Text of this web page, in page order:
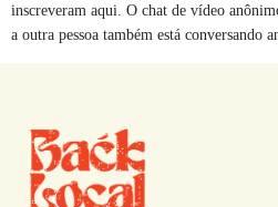
inscreveram aqui. O chat de vídeo
a outra pessoa também está conversando